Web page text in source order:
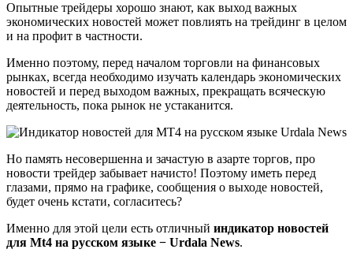
Опытные трейдеры хорошо знают, как выход важных
экономических новостей может повлиять на трейдинг в целом
и на профит в частности.
Именно поэтому, перед началом торговли на финансовых
рынках, всегда необходимо изучать календарь экономических
новостей и перед выходом важных, прекращать всяческую
деятельность, пока рынок не устаканится.
Но память несовершенна и зачастую в азарте торгов, про
новости трейдер забывает начисто! Поэтому иметь перед
глазами, прямо на графике, сообщения о выходе новостей,
будет очень кстати, согласитесь?
Именно для этой цели есть отличный индикатор новостей
для Mt4 на русском языке − Urdala News.